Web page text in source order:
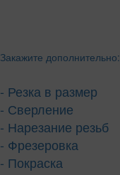
Закажите дополнительно:
- Резка в размер
- Сверление
- Нарезание резьб
- Фрезеровка
- Покраска